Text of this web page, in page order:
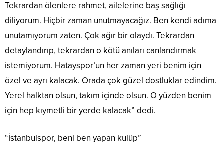
Tekrardan ölenlere rahmet, ailelerine baş sağlığı
diliyorum. Hiçbir zaman unutmayacağız. Ben kendi adıma
unutamıyorum zaten. Çok ağır bir olaydı. Tekrardan
detaylandırıp, tekrardan o kötü anıları canlandırmak
istemiyorum. Hatayspor’un her zaman yeri benim için
özel ve ayrı kalacak. Orada çok güzel dostluklar edindim.
Yerel halktan olsun, takım içinde olsun. O yüzden benim
için hep kıymetli bir yerde kalacak” dedi.
“İstanbulspor, beni ben yapan kulüp”